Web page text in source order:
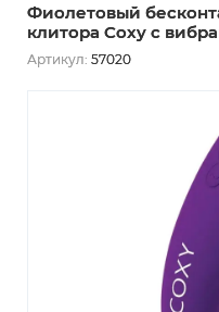
Фиолетовый
клитора Coxy с
Артикул: 57020